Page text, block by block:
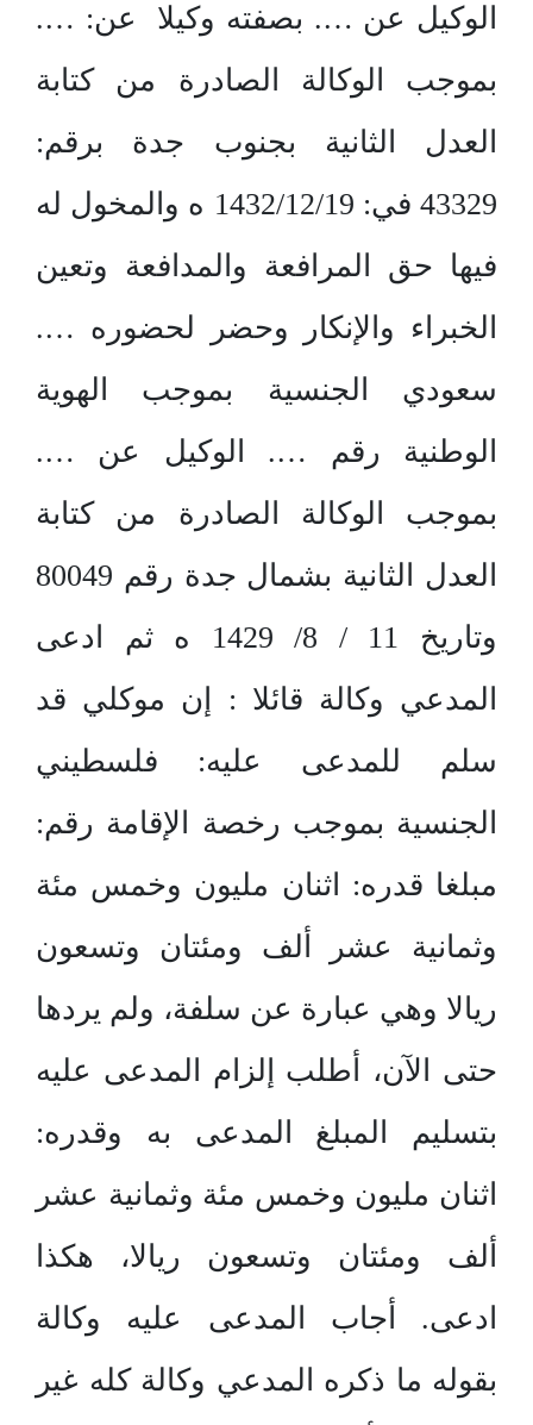
الوكيل عن …. بصفته وكيلا عن: ….
بموجب الوكالة الصادرة من كتابة
العدل الثانية بجنوب جدة برقم:
43329 في: 1432/12/19 ه والمخول له
فيها حق المرافعة والمدافعة وتعين
الخبراء والإنكار وحضر لحضوره ….
سعودي الجنسية بموجب الهوية
الوطنية رقم …. الوكيل عن ….
بموجب الوكالة الصادرة من كتابة
العدل الثانية بشمال جدة رقم 80049
وتاريخ 11 / 8/ 1429 ه ثم ادعى
المدعي وكالة قائلا : إن موكلي قد
سلم للمدعى عليه: فلسطيني
الجنسية بموجب رخصة الإقامة رقم:
مبلغا قدره: اثنان مليون وخمس مئة
وثمانية عشر ألف ومئتان وتسعون
ريالا وهي عبارة عن سلفة، ولم يردها
حتى الآن، أطلب إلزام المدعى عليه
بتسليم المبلغ المدعى به وقدره:
اثنان مليون وخمس مئة وثمانية عشر
ألف ومئتان وتسعون ريالا، هكذا
ادعى. أجاب المدعى عليه وكالة
بقوله ما ذكره المدعي وكالة كله غير